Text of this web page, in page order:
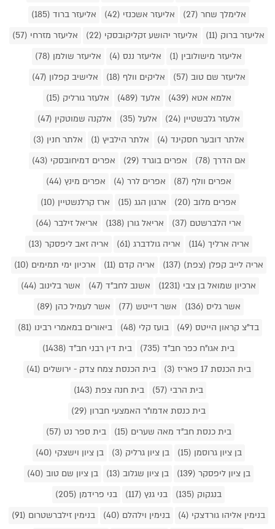
אלימלך שחר (27)
אליעזר אשכנזי (42)
אליעזר ברוד (185)
אליעזר ברוק (11)
אליעזר יהושע זקליקובסקי (22)
אליעזר מזרחי (57)
אליעזר מישולובין (1)
אליעזר ננס (4)
אליעזר שולמן (78)
אליעזר שם טוב (57)
אליקים וולף (18)
אלישיב קפלון (47)
אלמא אטא (439)
אלעד (489)
אלעזר גורליק (15)
אלעזר גלבשטיין (24)
אלעל (35)
אלקנה שמוטקין (47)
אלתר דובער חסקינד (4)
אלתר הילביץ (1)
אלתר חנין (3)
אם הדרך (78)
אפרים בוגרד (29)
אפרים דמיחובסקי (43)
אפרים וולף (87)
אפרים לרר (4)
אפרים מינץ (44)
אפרים מלוב (20)
ארגון הגג (15)
ארז קרלנשטיין (10)
ארי הלברשטם (37)
אריאל גורן (138)
אריאל זילבר (64)
אריה ארליך (114)
אריה גולדברג (61)
אריה זאב ליפסקר (13)
אריה לייב קפלן (צפת) (137)
אריה קדם (11)
ארכיון ימי תמימים (10)
ארכיון שמואל בן צבי (1231)
אשנב לחב"ד (47)
אשר בלינוב (44)
אשר גליס (136)
אשר דייטש (77)
אשר לעמיל כהן (89)
בד"צ קראון הייטס (49)
בועז קלי (48)
ביאורים במאמרי רבינו (81)
בית אגו"ח כפר חב"ד (735)
בית דין רבני חב"ד (1438)
בית הכנסת 17 פאריז (3)
בית הכנסת צמח צדק - ירושלים (41)
בית הרבי (57)
בית חנה צפת (143)
בית כנסת אדמו"ר האמצעי חברון (29)
בית כנסת חב"ד מאה שערים (15)
בית ספר נט (57)
בן ציון גרוסמן (15)
בן ציון גרליק (3)
בן ציון וישצקי (40)
בן ציון ליפסקר (139)
בן ציון שגלוב (13)
בן ציון שם טוב (40)
בנגקוק (135)
בני גנץ (117)
בני פרידמן (205)
בנימין אליהו גורדצקי (4)
בנימין וילהלם (40)
בנימין זילברשטרום (91)